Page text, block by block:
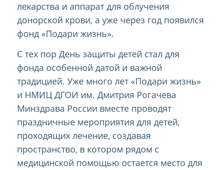
лекарства и аппарат для облучения
донорской крови, а уже через год появился
фонд «Подари жизнь».
С тех пор День защиты детей стал для
фонда особенной датой и важной
традицией. Уже много лет «Подари жизнь»
и НМИЦ ДГОИ им. Дмитрия Рогачева
Минздрава России вместе проводят
праздничные мероприятия для детей,
проходящих лечение, создавая
пространство, в котором рядом с
медицинской помощью остается место для